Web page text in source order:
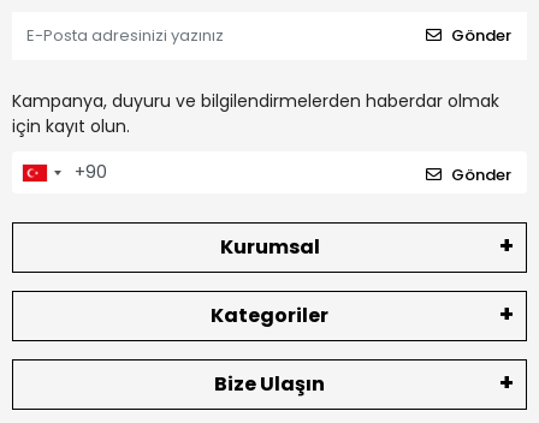
Gönder
Kampanya, duyuru ve bilgilendirmelerden haberdar olmak
için kayıt olun.
Gönder
Kurumsal
Kategoriler
Bize Ulaşın